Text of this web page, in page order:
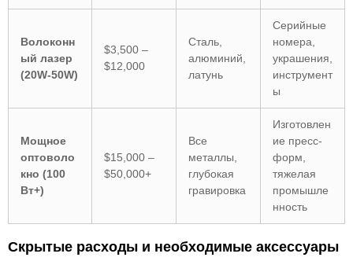
Волоконн
ый лазер
(20W-50W)
$3,500 –
$12,000
Сталь,
алюминий,
латунь
Серийные
номера,
украшения,
инструмент
ы
Мощное
оптоволо
кно (100
Вт+)
$15,000 –
$50,000+
Все
металлы,
глубокая
гравировка
Изготовлен
ие пресс-
форм,
тяжелая
промышле
нность
Скрытые расходы и необходимые аксессуары